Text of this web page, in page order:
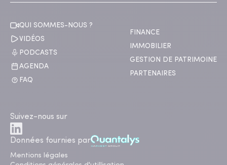
QUI SOMMES-NOUS ?
VIDÉOS
PODCASTS
AGENDA
FAQ
FINANCE
IMMOBILIER
GESTION DE PATRIMOINE
PARTENAIRES
Suivez-nous sur
Données fournies par
Mentions légales